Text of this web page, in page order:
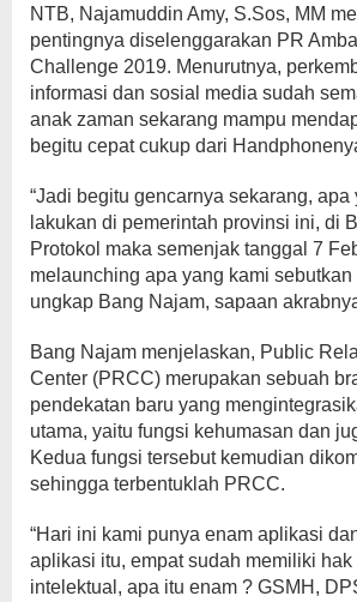
NTB, Najamuddin Amy, S.Sos, MM
pentingnya diselenggarakan PR
Challenge 2019. Menurutnya,
informasi dan sosial media sudah
anak zaman sekarang mampu
begitu cepat cukup dari
“Jadi begitu gencarnya sekarang,
lakukan di pemerintah provinsi ini, di
Protokol maka semenjak tanggal 7
melaunching apa yang kami sebutkan
ungkap Bang Najam, sapaan
Bang Najam menjelaskan, Public
Center (PRCC) merupakan sebuah
pendekatan baru yang
utama, yaitu fungsi kehumasan dan
Kedua fungsi tersebut kemudian
sehingga terbentuklah PRCC.
“Hari ini kami punya enam aplikasi
aplikasi itu, empat sudah memiliki hak
intelektual, apa itu enam ? GSMH,